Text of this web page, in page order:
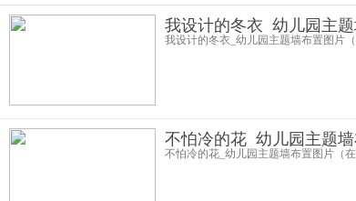
我设计的冬衣_幼儿园主
我设计的冬衣_幼儿园主题墙布置图片
不怕冷的花_幼儿园主题
不怕冷的花_幼儿园主题墙布置图片（在